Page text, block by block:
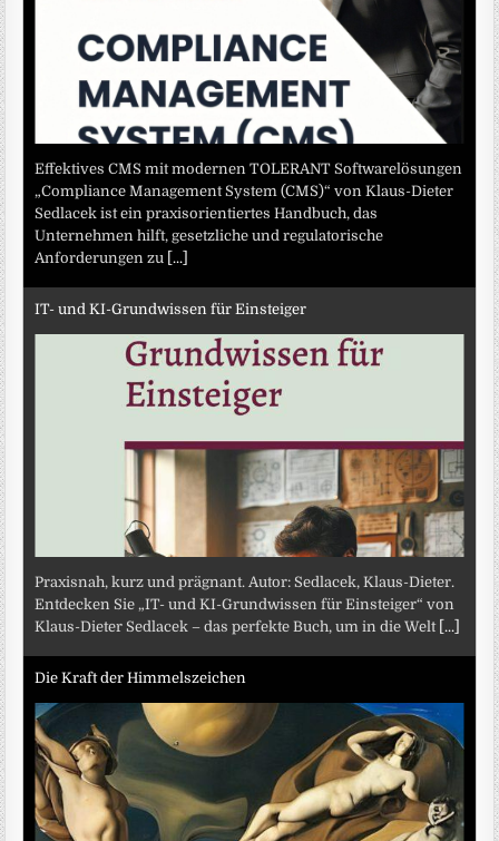
Effektives CMS mit modernen TOLERANT Softwarelösungen
„Compliance Management System (CMS)“ von Klaus-Dieter
Sedlacek ist ein praxisorientiertes Handbuch, das
Unternehmen hilft, gesetzliche und regulatorische
Anforderungen zu [...]
IT- und KI-Grundwissen für Einsteiger
Praxisnah, kurz und prägnant. Autor: Sedlacek, Klaus-Dieter.
Entdecken Sie „IT- und KI-Grundwissen für Einsteiger“ von
Klaus-Dieter Sedlacek – das perfekte Buch, um in die Welt [...]
Die Kraft der Himmelszeichen